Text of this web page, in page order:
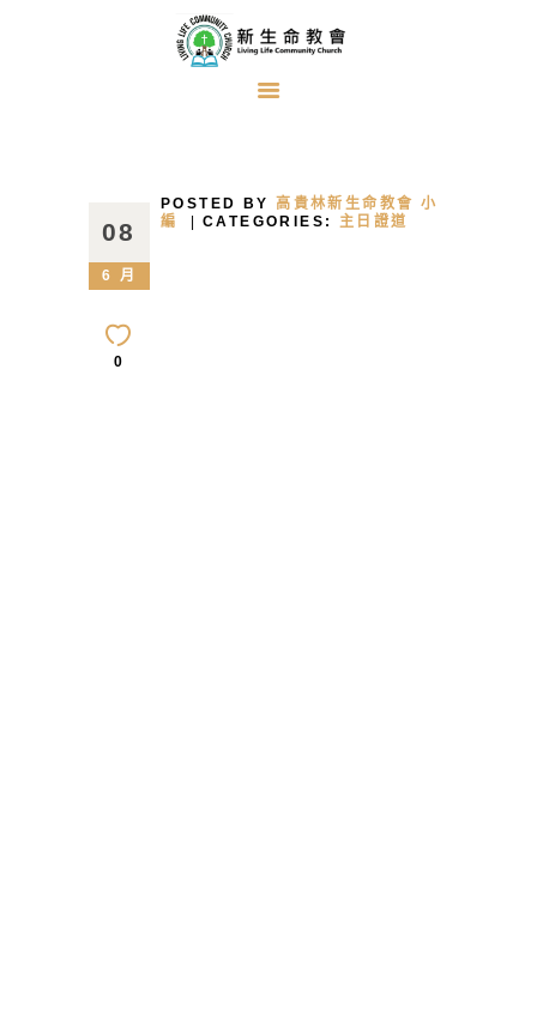
牧者的話
主日證道
浸禮見證
08
6 月
0
POSTED BY 高貴林新生命教會 小
編
CATEGORIES: 主日證道